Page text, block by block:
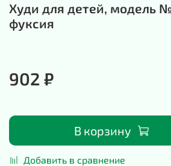
Худи для детей, модель
фуксия
902 ₽
В корзину
Добавить в сравнение